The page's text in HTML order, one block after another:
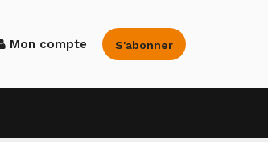
Mon compte S'abonner